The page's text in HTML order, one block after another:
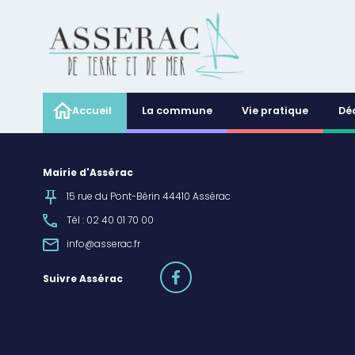
Accueil La commune Vie pratique
Mairie d'Assérac
15 rue du Pont-Bérin 44410 Assérac
Tél : 02 40 01 70 00
info@asserac.fr
Suivre Assérac
facebook